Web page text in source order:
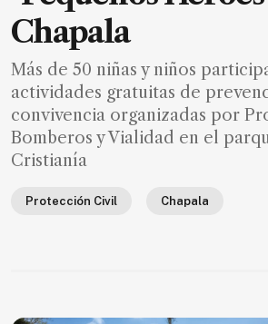
Videos
Hemeroteca
de
noticias
FAQ
Chapala
Más de 50 niñas y niños
actividades gratuitas de
convivencia organizadas por
Bomberos y Vialidad en el
Cristianía
Protección Civil Chapala